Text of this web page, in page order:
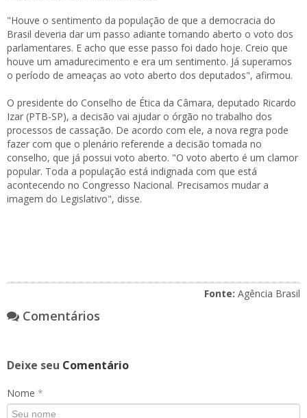
"Houve o sentimento da população de que a democracia do
Brasil deveria dar um passo adiante tornando aberto o voto dos
parlamentares. E acho que esse passo foi dado hoje. Creio que
houve um amadurecimento e era um sentimento. Já superamos
o período de ameaças ao voto aberto dos deputados", afirmou.
O presidente do Conselho de Ética da Câmara, deputado Ricardo
Izar (PTB-SP), a decisão vai ajudar o órgão no trabalho dos
processos de cassação. De acordo com ele, a nova regra pode
fazer com que o plenário referende a decisão tomada no
conselho, que já possui voto aberto. "O voto aberto é um clamor
popular. Toda a população está indignada com que está
acontecendo no Congresso Nacional. Precisamos mudar a
imagem do Legislativo", disse.
Fonte: Agência Brasil
Comentários
Deixe seu Comentário
Nome *